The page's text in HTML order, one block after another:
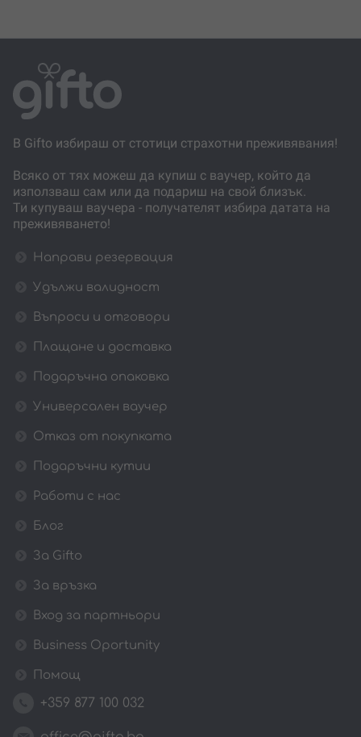
В Gifto избираш от стотици страхотни преживявания!
Всяко от тях можеш да купиш с ваучер, който да
използваш сам или да подариш на свой близък.
Ти купуваш ваучера - получателят избира датата на
преживяването!
Направи резервация
Удължи валидност
Въпроси и отговори
Плащане и доставка
Подаръчна опаковка
Универсален ваучер
Отказ от покупката
Подаръчни кутии
Работи с нас
Блог
За Gifto
За връзка
Вход за партньори
Business Oportunity
Помощ
+359 877 100 032